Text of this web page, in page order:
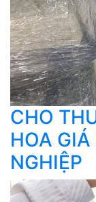
CHO
HOA GIÁ
NGHIỆP